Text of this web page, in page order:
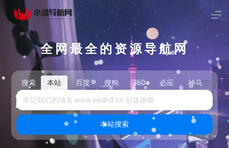
全网最全的资源导航网
搜索 本站 百度 搜狗 360 必应 神马 头
本站搜索